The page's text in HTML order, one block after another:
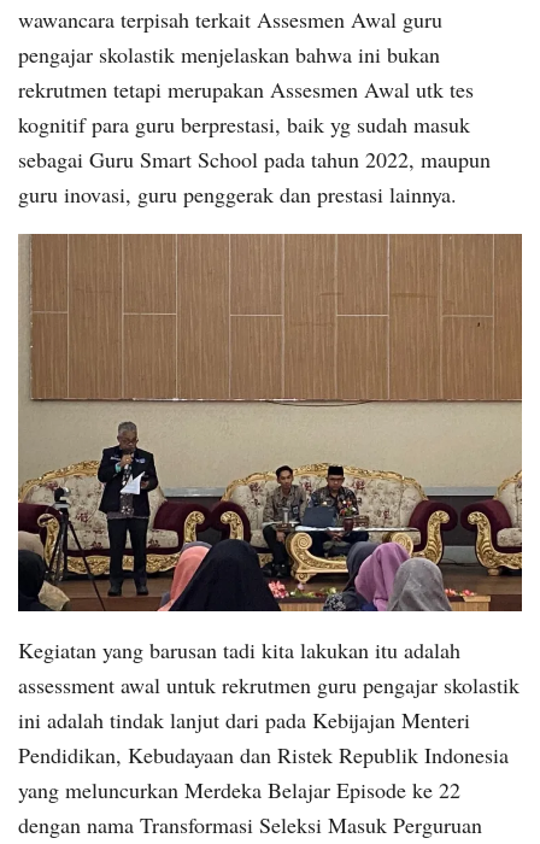
wawancara terpisah terkait Assesmen Awal guru
pengajar skolastik menjelaskan bahwa ini bukan
rekrutmen tetapi merupakan Assesmen Awal utk tes
kognitif para guru berprestasi, baik yg sudah masuk
sebagai Guru Smart School pada tahun 2022, maupun
guru inovasi, guru penggerak dan prestasi lainnya.
Kegiatan yang barusan tadi kita lakukan itu adalah
assessment awal untuk rekrutmen guru pengajar skolastik
ini adalah tindak lanjut dari pada Kebijajan Menteri
Pendidikan, Kebudayaan dan Ristek Republik Indonesia
yang meluncurkan Merdeka Belajar Episode ke 22
dengan nama Transformasi Seleksi Masuk Perguruan